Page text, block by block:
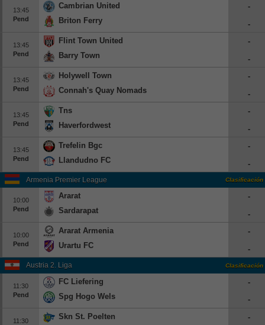
13:45
Pend
Cambrian United
Briton Ferry
-
-
13:45
Pend
Flint Town United
Barry Town
-
-
13:45
Pend
Holywell Town
Connah's Quay Nomads
-
-
13:45
Pend
Tns
Haverfordwest
-
-
13:45
Pend
Trefelin Bgc
Llandudno FC
-
-
Armenia Premier League Clasificación
10:00
Pend
Ararat
Sardarapat
-
-
10:00
Pend
Ararat Armenia
Urartu FC
-
-
Austria 2. Liga Clasificación
11:30
Pend
FC Liefering
Spg Hogo Wels
-
-
11:30
Skn St. Poelten
-